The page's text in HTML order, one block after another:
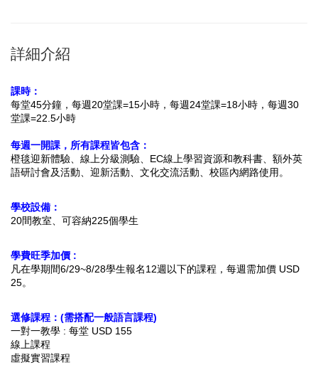
詳細介紹
課時：
每堂45分鐘，每週20堂課=15小時， 每週24堂課=18小時， 每週30
堂課=22.5小時
每週一開課，所有課程皆包含：
橙毯迎新體驗、線上分級測驗、EC線上學習資源和教科書、 額外英
語研討會及活動、迎新活動、文化交流活動、校區內網路使用。
學校設備：
20間教室、可容納225個學生
學費旺季加價 :
凡在學期間6/29~8/28學生報名12週以下的課程，每週需加價 USD
25。
選修課程：(需搭配一般語言課程)
一對一教學 : 每堂 USD 155
線上課程
虛擬實習課程